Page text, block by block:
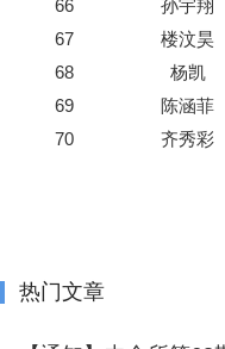
66
孙宇翔
67
楼汶昊
68
杨凯
69
陈涵菲
70
齐秀彩
热门文章